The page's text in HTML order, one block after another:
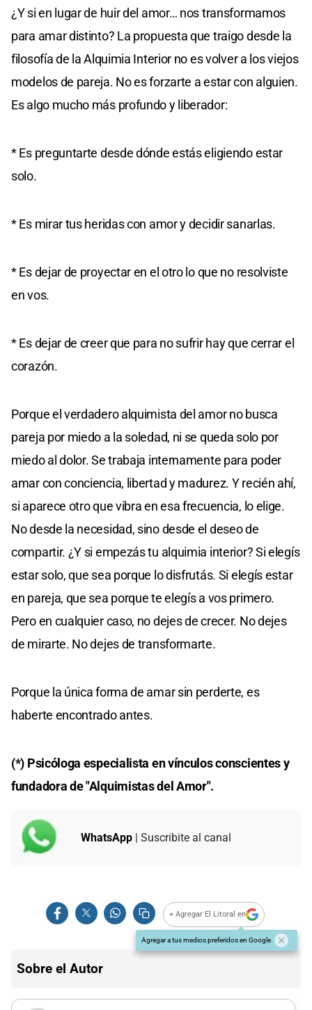
¿Y si en lugar de huir del amor… nos transformamos
para amar distinto? La propuesta que traigo desde la
filosofía de la Alquimia Interior no es volver a los viejos
modelos de pareja. No es forzarte a estar con alguien.
Es algo mucho más profundo y liberador:
* Es preguntarte desde dónde estás eligiendo estar
solo.
* Es mirar tus heridas con amor y decidir sanarlas.
* Es dejar de proyectar en el otro lo que no resolviste
en vos.
* Es dejar de creer que para no sufrir hay que cerrar el
corazón.
Porque el verdadero alquimista del amor no busca
pareja por miedo a la soledad, ni se queda solo por
miedo al dolor. Se trabaja internamente para poder
amar con conciencia, libertad y madurez. Y recién ahí,
si aparece otro que vibra en esa frecuencia, lo elige.
No desde la necesidad, sino desde el deseo de
compartir. ¿Y si empezás tu alquimia interior? Si elegís
estar solo, que sea porque lo disfrutás. Si elegís estar
en pareja, que sea porque te elegís a vos primero.
Pero en cualquier caso, no dejes de crecer. No dejes
de mirarte. No dejes de transformarte.
Porque la única forma de amar sin perderte, es
haberte encontrado antes.
(*) Psicóloga especialista en vínculos conscientes y
fundadora de "Alquimistas del Amor".
WhatsApp | Suscribite al canal
+ Agregar El Litoral en
Agregar a tus medios preferidos en Google
Sobre el Autor